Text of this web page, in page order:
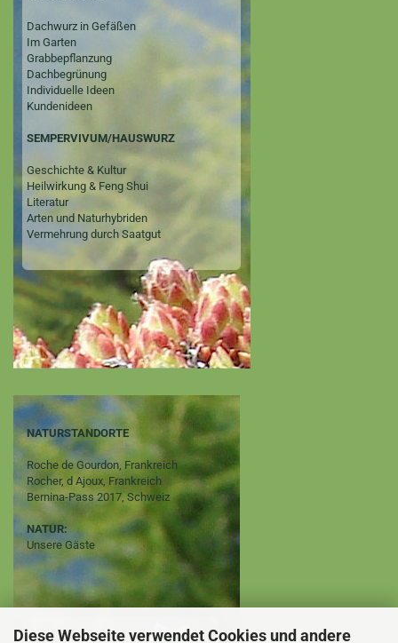
Diese Webseite verwendet Cookies und andere
Dachwurz in Gefäßen
Im Garten
Grabbepflanzung
Dachbegrünung
Individuelle Ideen
Kundenideen
SEMPERVIVUM/HAUSWURZ
Geschichte & Kultur
Heilwirkung & Feng Shui
Literatur
Arten und Naturhybriden
Vermehrung durch Saatgut
NATURSTANDORTE
Roche de Gourdon, Frankreich
Rocher, d Ajoux, Frankreich
Bernina-Pass 2017, Schweiz
NATUR:
Unsere Gäste